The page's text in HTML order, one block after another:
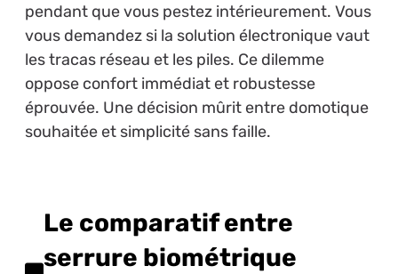
pendant que vous pestez intérieurement. Vous
vous demandez si la solution électronique vaut
les tracas réseau et les piles. Ce dilemme
oppose confort immédiat et robustesse
éprouvée. Une décision mûrit entre domotique
souhaitée et simplicité sans faille.
Le comparatif entre
serrure biométrique